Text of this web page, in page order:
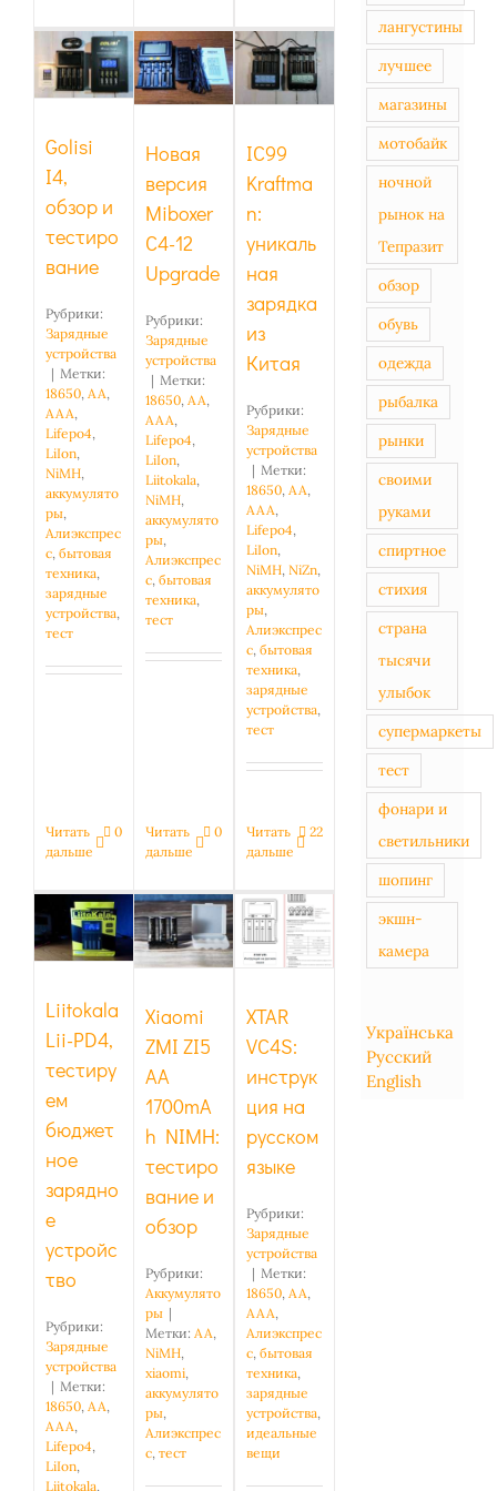
Golisi I4,
обзор и
тестирование
Golisi
I4,
обзор и
тестиро
вание
Рубрики:
Зарядные
устройства
| Метки:
18650, AA,
AAA,
Lifepo4,
LiIon,
NiMH,
аккумулято
ры,
Алиэкспрес
с, бытовая
техника,
зарядные
устройства,
тест
Читать
дальше
0
версия
Miboxer
C4-12
Новая
версия
Miboxer
C4-12
Upgrade
Рубрики:
Зарядные
устройства
| Метки:
18650, AA,
AAA,
Lifepo4,
LiIon,
Liitokala,
NiMH,
аккумулято
ры,
Алиэкспрес
с, бытовая
техника,
тест
Читать
дальше
0
Kraftman:
уникальная
зарядка
IC99
Kraftma
n:
уникаль
ная
зарядка
из
Китая
Рубрики:
Зарядные
устройства
| Метки:
18650, AA,
AAA,
Lifepo4,
LiIon,
NiMH, NiZn,
аккумулято
ры,
Алиэкспрес
с, бытовая
техника,
зарядные
устройства,
тест
Читать
дальше
22
Lii-PD4,
тестируем
бюджетное
зарядное
Liitokala
Lii-PD4,
тестиру
ем
бюджет
ное
зарядно
е
устройс
тво
Рубрики:
Зарядные
устройства
| Метки:
18650, AA,
AAA,
Lifepo4,
LiIon,
Liitokala,
AA
1700mAh
NIMH:
Xiaomi
ZMI ZI5
AA
1700mA
h NIMH:
тестиро
вание и
обзор
Рубрики:
Аккумулято
ры |
Метки: AA,
NiMH,
xiaomi,
аккумулято
ры,
Алиэкспрес
с, тест
VC4S:
инструкция
на
русском
XTAR
VC4S:
инструк
ция на
русском
языке
Рубрики:
Зарядные
устройства
| Метки:
18650 AA
AAA
Алиэкспрес
с бытовая
техника
зарядные
устройства
идеальные
вещи
лангустины
лучшее
магазины
мотобайк
ночной
рынок на
Тепразит
обзор
обувь
одежда
рыбалка
рынки
своими
руками
спиртное
стихия
страна
тысячи
улыбок
супермаркеты
тест
фонари и
светильники
шопинг
экшн-
камера
Українська
Русский
English